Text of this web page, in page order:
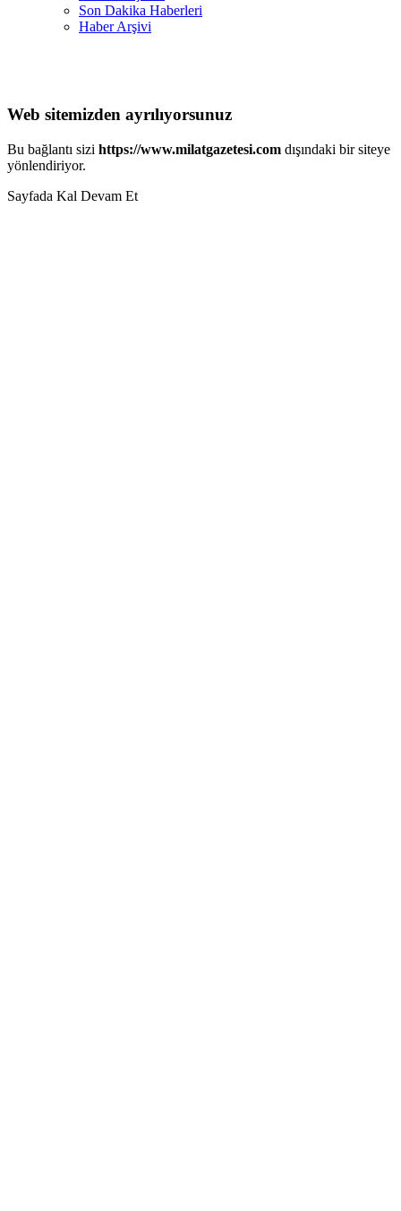
Son Dakika Haberleri
Haber Arşivi
Web sitemizden ayrılıyorsunuz
Bu bağlantı sizi https://www.milatgazetesi.com dışındaki bir siteye
yönlendiriyor.
Sayfada Kal Devam Et